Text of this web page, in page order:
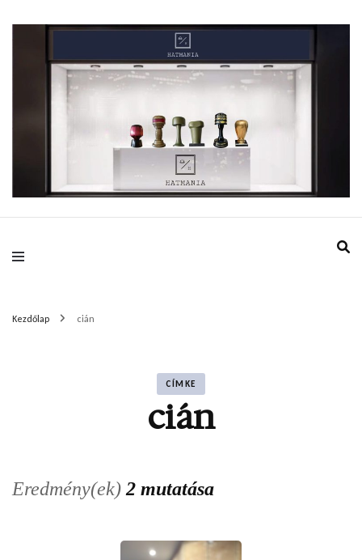
HatMania.hu BDPST
Kezdőlap cián
CÍMKE
cián
Eredmény(ek)2 mutatása